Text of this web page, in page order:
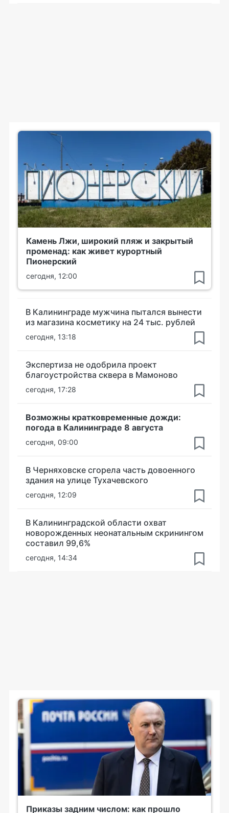
Камень Лжи, широкий пляж и закрытый
променад: как живет курортный
Пионерский
сегодня, 12:00
В Калининграде мужчина пытался вынести
из магазина косметику на 24 тыс. рублей
сегодня, 13:18
Экспертиза не одобрила проект
благоустройства сквера в Мамоново
сегодня, 17:28
Возможны кратковременные дожди:
погода в Калининграде 8 августа
сегодня, 09:00
В Черняховске сгорела часть довоенного
здания на улице Тухачевского
сегодня, 12:09
В Калининградской области охват
новорожденных неонатальным скринингом
составил 99,6%
сегодня, 14:34
Приказы задним числом: как прошло